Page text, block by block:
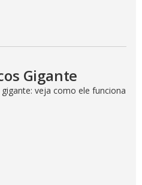
Gigante
veja como ele funciona